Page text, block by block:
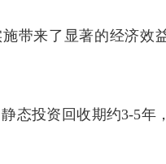
带来了显著的经济效
态投资回收期约3-5年